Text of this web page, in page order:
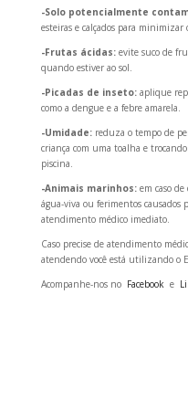
-Solo potencialmente
esteiras e calçados para
-Frutas ácidas:evite suco de
quando estiver ao sol.
-Picadas de inseto:aplique
como a dengue e a febre amarela.
-Umidade:reduza o tempo de
criança com uma toalha e
piscina.
-Animais marinhos:em caso de
água-viva ou ferimentos causados
atendimento médico imediato.
Caso precise de atendimento
atendendo você está utilizando o
Acompanhe-nos no Facebooke